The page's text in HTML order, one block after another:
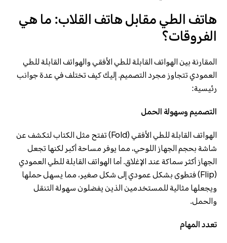
هاتف الطي مقابل هاتف القلاب: ما هي
الفروقات؟
المقارنة بين الهواتف القابلة للطي الأفقي والهواتف القابلة للطي
العمودي تتجاوز مجرد التصميم. إليك كيف تختلف في عدة جوانب
رئيسية:
التصميم وسهولة الحمل
الهواتف القابلة للطي الأفقي (Fold) تفتح مثل الكتاب لتكشف عن
شاشة بحجم الجهاز اللوحي، مما يوفر مساحة أكبر لكنها تجعل
الجهاز أكثر سماكة عند الإغلاق. أما الهواتف القابلة للطي العمودي
(Flip) فتطوى بشكل عمودي إلى شكل صغير، مما يسهل حملها
ويجعلها مثالية للمستخدمين الذين يفضلون سهولة التنقل
والحمل.
تعدد المهام